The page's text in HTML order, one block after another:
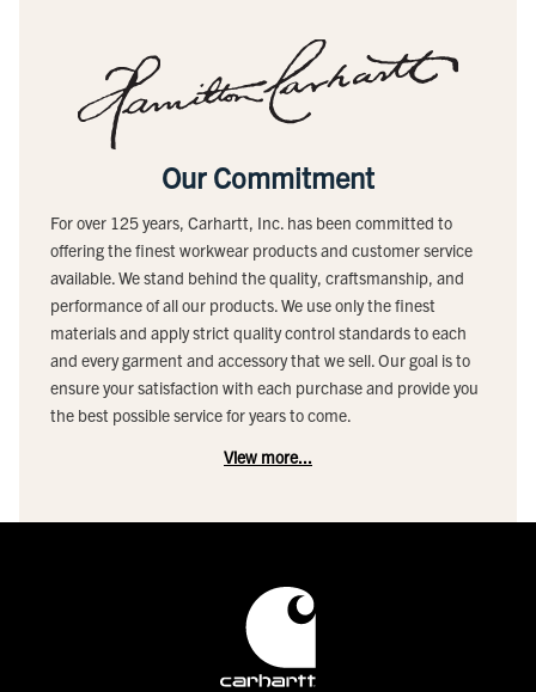
Our Commitment
For over 125 years, Carhartt, Inc. has been committed to
offering the finest workwear products and customer service
available. We stand behind the quality, craftsmanship, and
performance of all our products. We use only the finest
materials and apply strict quality control standards to each
and every garment and accessory that we sell. Our goal is to
ensure your satisfaction with each purchase and provide you
the best possible service for years to come.
View more...